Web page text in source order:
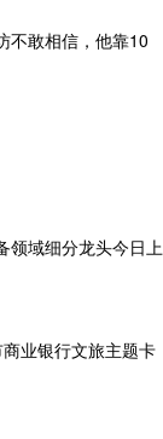
不敢相信，他靠10
领域细分龙头今日上
业银行文旅主题卡